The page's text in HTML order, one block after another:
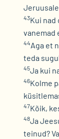
43Kui
vanemad
44Aga et
teda
45Ja kui
46Kolme
47Kõik,
48Ja
teinud?